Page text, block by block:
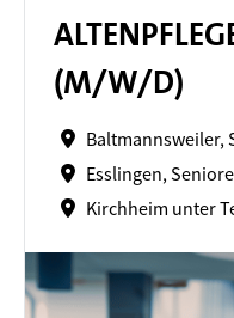
(M/W/D)
Baltmannsweiler,
Esslingen,
Kirchheim unter